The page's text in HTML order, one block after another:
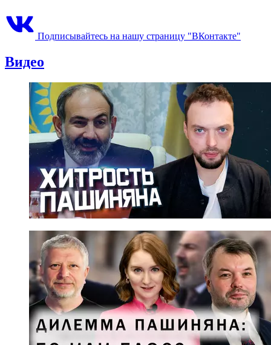
Подписывайтесь на нашу страницу "ВКонтакте"
Видео